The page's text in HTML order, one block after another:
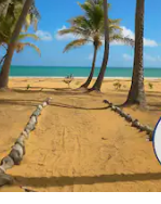
van 4,92 op 5, 169